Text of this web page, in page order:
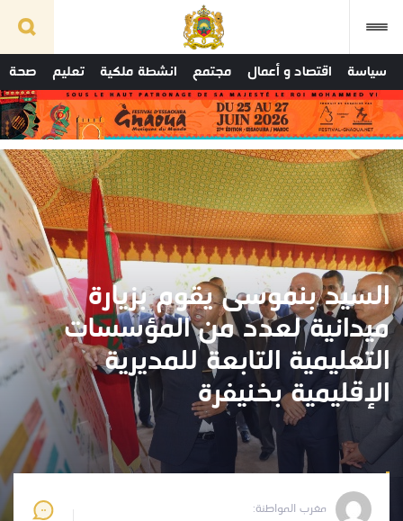
سياسة اقتصاد و أعمال مجتمع انشطة ملكية تعليم صحة
السيد بنموسى يقوم بزيارة
ميدانية لعدد من المؤسسات
التعليمية التابعة للمديرية
الإقليمية بخنيفرة
مغرب المواطنة: